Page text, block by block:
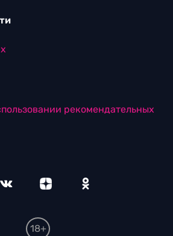
рекомендательных
18+